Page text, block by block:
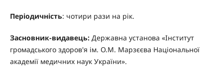
Періодичність: чотири рази на рік.
Засновник-видавець:Державна установа «Інститут
громадського здоров'я ім. О.М. Марзєєва Національної
академії медичних наук України».